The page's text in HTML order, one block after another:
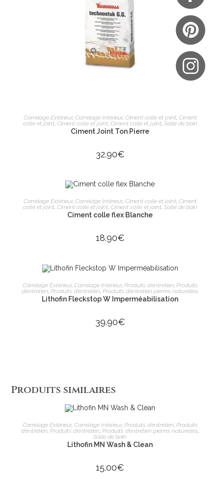
AJOUTER AU PANIER
Carrelage Extérieur, Carrelage Intérieur, Ciment colle et joint, Ciment
colle et joint, Ciment colle et joint, Ciment colle et joint, Salle de bain
Ciment Joint Ton Pierre
32.90€
AJOUTER AU PANIER
Carrelage Extérieur, Carrelage Intérieur, Ciment colle et joint, Ciment
colle et joint, Ciment colle et joint, Ciment colle et joint, Salle de bain
Ciment colle flex Blanche
18.90€
AJOUTER AU PANIER
Carrelage Extérieur, Carrelage Intérieur, Produits d’entretien, Produits
d’entretien, Produits d’entretien, Produits d’entretien pierres naturelles
Lithofin Fleckstop W Imperméabilisation
39.90€
Produits similaires
AJOUTER AU PANIER
Carrelage Extérieur, Carrelage Intérieur, Produits d’entretien, Produits
d’entretien, Produits d’entretien, Produits d’entretien pierres naturelles,
Salle de bain
Lithofin MN Wash & Clean
15.00€